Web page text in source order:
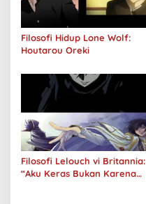
Filosofi Hidup Lone Wolf:
Houtarou Oreki
Filosofi Lelouch vi Britannia:
“Aku Keras Bukan Karena